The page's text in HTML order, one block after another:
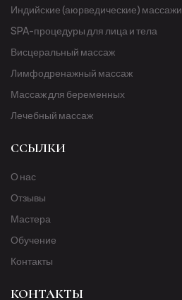
Индийские (аюрведические) массажи
SPA-процедуры для лица и тела
Висцеральный массаж
Лимфодренажный массаж
Массаж для беременных
Лечебный массаж
ССЫЛКИ
О нас
Отзывы
Мастера
Обучение
Контакты
КОНТАКТЫ